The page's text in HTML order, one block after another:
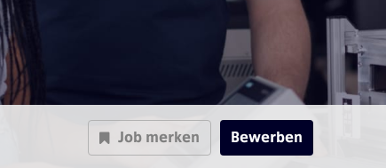
Job merken Bewerben